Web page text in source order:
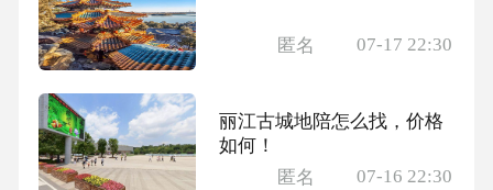
匿名 07-17 22:30
丽江古城地陪怎么找，价格
如何！
匿名
07-16 22:30